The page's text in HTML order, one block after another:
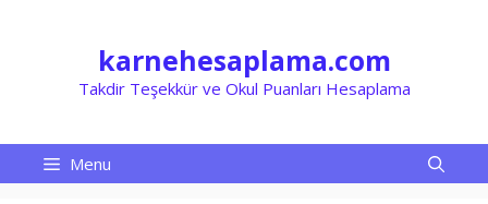
karnehesaplama.com
Takdir Teşekkür ve Okul Puanları Hesaplama
Menu